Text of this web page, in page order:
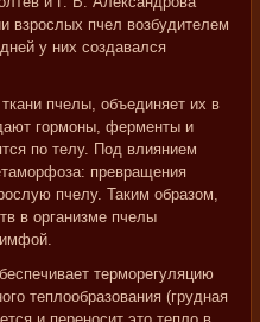
взрослых пчел возбудителем
у них создавался
пчелы, объединяет их в
гормоны, ферменты и
по телу. Под влиянием
превращения
пчелу. Таким образом,
в организме пчелы
терморегуляцию
теплообразования (грудная